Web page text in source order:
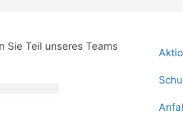
Sie Teil unseres Teams